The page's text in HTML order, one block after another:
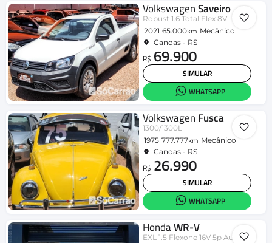
VolkswagenSaveiro
Robust 1.6 Total Flex 8V
2021 65.000km Mecânico
Canoas - RS
R$ 69.900
SIMULAR
WHATSAPP
Volkswagen Fusca
1300/1300L
1975 777.777km Mecânico
Canoas - RS
R$ 26.990
SIMULAR
WHATSAPP
HondaWR-V
EXL 1.5 Flexone 16V 5p Aut.